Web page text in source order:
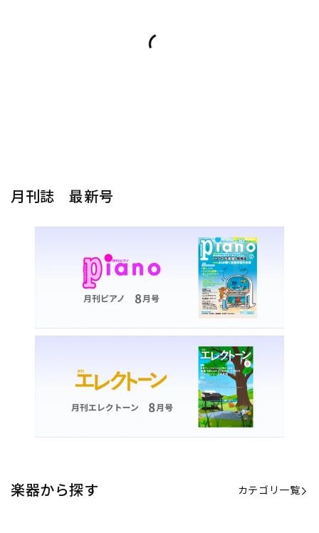
月刊誌 最新号
楽器から探す カテゴリ一覧